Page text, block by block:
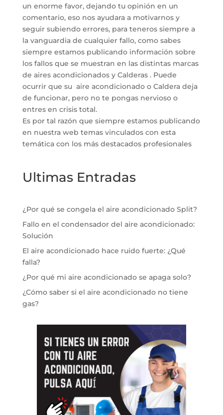
un enorme favor, dejando tu opinión en un
comentario, eso nos ayudara a motivarnos y
seguir subiendo errores, para teneros siempre a
la vanguardia de cualquier fallo, como sabes
siempre estamos publicando información sobre
los fallos que se muestran en las distintas marcas
de aires acondicionados y Calderas . Puede
ocurrir que su aire acondicionado o Caldera deja
de funcionar, pero no te pongas nervioso o
entres en crisis total.
Es por tal razón que siempre estamos publicando
en nuestra web temas vinculados con esta
temática con los más destacados profesionales
Ultimas Entradas
¿Por qué se congela el aire acondicionado Split?
Fallo en el condensador del aire acondicionado:
Solución
El aire acondicionado hace ruido fuerte: ¿Qué
falla?
¿Por qué mi aire acondicionado se apaga solo?
¿Cómo saber si el aire acondicionado no tiene
gas?